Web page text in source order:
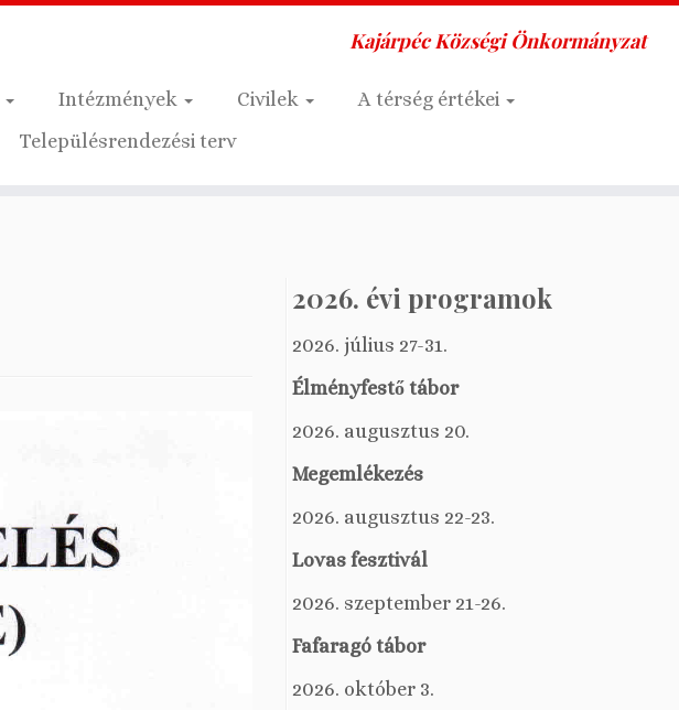
Kajárpéc Községi Önkormányzat
Intézmények Civilek
A térség értékei
Településrendezési terv
2026. évi programok
2026. július 27-31.
Élményfestő tábor
2026. augusztus 20.
Megemlékezés
2026. augusztus 22-23.
Lovas fesztivál
2026. szeptember 21-26.
Fafaragó tábor
2026. október 3.